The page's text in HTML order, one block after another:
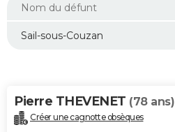
Forum
Aménagement intérieur
Extérieur
Cuisine
Salle de bains
Jardinage
Rangement
WEEK-END
Guides de France
Escapades
Patrimoine
Expositions
Musées
Week-end nature
LIFESTYLE
Alimentation
Guide de la santé
Maladies
Médicaments
Sommeil
VOYAGE
Destinations
City break
Voyage nature
Voyage de noces
Forum
Climat
+PHOTO
Pierre THEVENET (78 ans)
Créer une cagnotte obsèques